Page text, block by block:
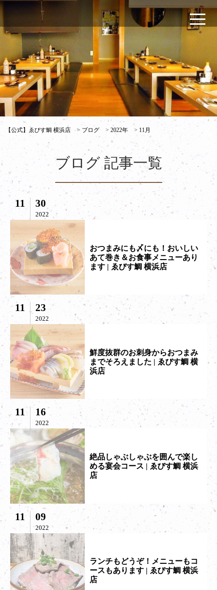
【公式】ゑびす鯛 横浜店 > ブログ >2022年 > 11月
ブログ 記事一覧
11 30
2022
おつまみにも〆にも！おいしい
あて巻き＆お食事メニューあり
ます | ゑびす鯛 横浜店
11 23
2022
鮮度抜群のお刺身からおつまみ
までそろえました | ゑびす鯛 横
浜店
11 16
2022
絶品しゃぶしゃぶを囲んで楽し
める宴会コース | ゑびす鯛 横浜
店
11 09
2022
ランチもどうぞ！メニューもコ
ースもあります | ゑびす鯛 横浜
店